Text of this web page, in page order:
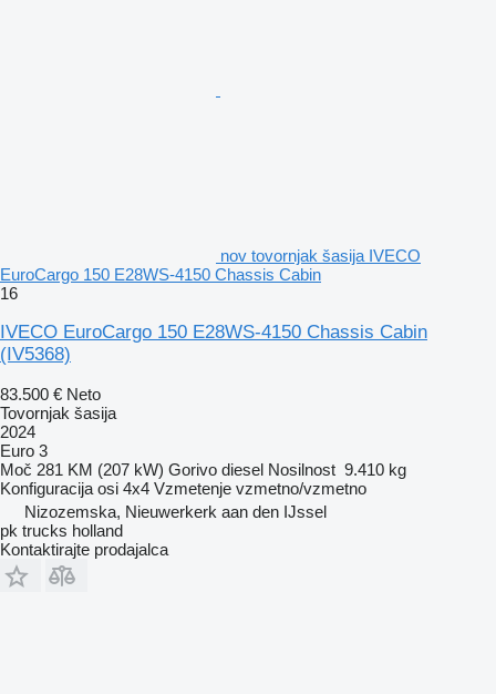
nov tovornjak šasija IVECO
EuroCargo 150 E28WS-4150 Chassis Cabin
16
IVECO EuroCargo 150 E28WS-4150 Chassis Cabin
(IV5368)
83.500 € Neto
Tovornjak šasija
2024
Euro 3
Moč 281 KM (207 kW) Gorivo diesel Nosilnost 9.410 kg
Konfiguracija osi 4x4 Vzmetenje vzmetno/vzmetno
Nizozemska, Nieuwerkerk aan den IJssel
pk trucks holland
Kontaktirajte prodajalca